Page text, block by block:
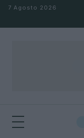
Salta al contenuto
7 Agosto 2026